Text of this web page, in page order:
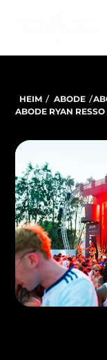
HEIM / ABODE /
ABODE RYAN